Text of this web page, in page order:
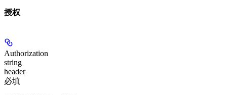
授权
Authorization
string
header
必填